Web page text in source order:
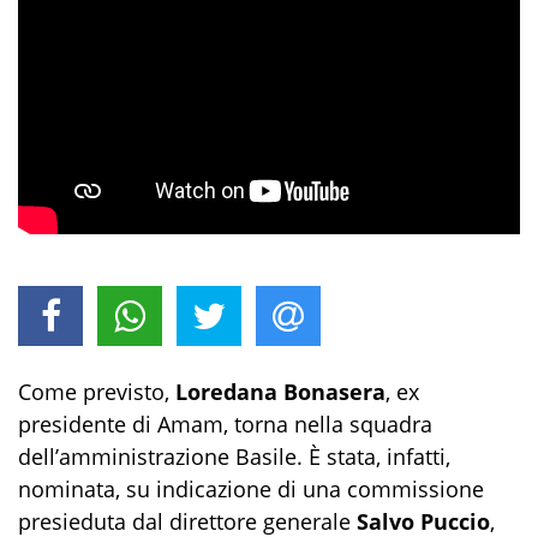
Come previsto, Loredana Bonasera, ex
presidente di Amam, torna nella squadra
dell’amministrazione Basile. È stata, infatti,
nominata, su indicazione di una commissione
presieduta dal direttore generale Salvo Puccio,